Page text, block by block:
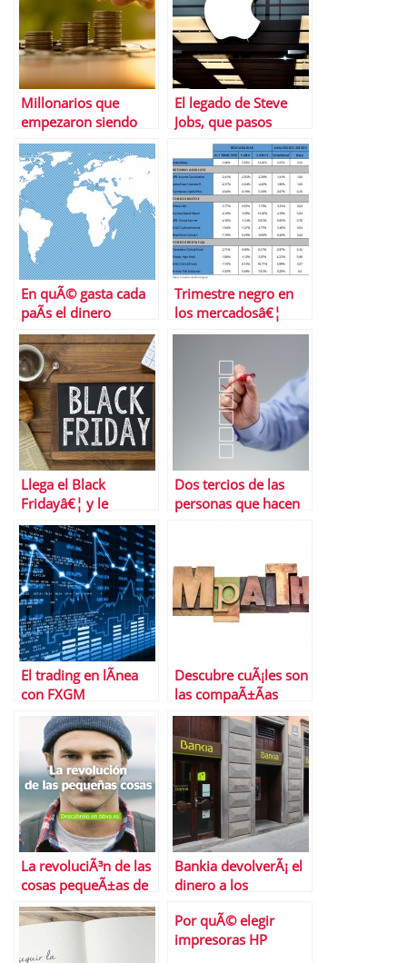
Millonarios que
empezaron siendo
pobres
El legado de Steve
Jobs, que pasos
seguir y cuÃ¡les no
En quÃ© gasta cada
paÃ­s el dinero
Trimestre negro en
los mercadosâ€¦
Â¿se ha salvado
las pÃ©rdidas? Y tÃº,
Â¿cuÃ¡nto has
perdido?
Llega el Black
Fridayâ€¦ y le
acompaÃ±a el Ciber
Monday
Dos tercios de las
personas que hacen
El trading en lÃ­nea
con FXGM
Descubre cuÃ¡les son
las compaÃ±Ã­as
mÃ¡s empÃ¡ticasâ€¦
y las menos
La revoluciÃ³n de las
cosas pequeÃ±as de
BBVA
Bankia devolverÃ¡ el
dinero a los
inversionistas de su
fracasada salida a
Por quÃ© elegir
impresoras HP